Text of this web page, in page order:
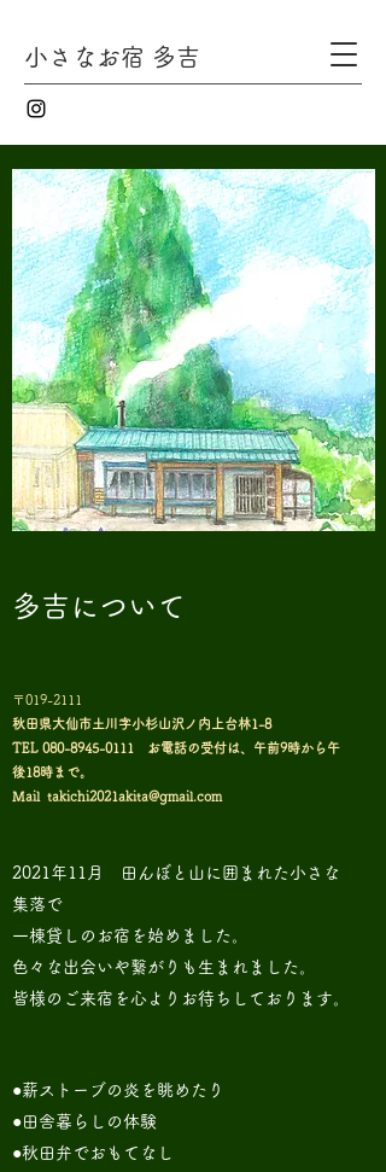
小さなお宿 多吉
多吉について
〒019-2111
秋田県大仙市土川字小杉山沢ノ内上台林1-8
TEL 080-8945-0111 お電話の受付は、午前9時から午
後18時まで。
Mail takichi2021akita@gmail.com
2021年11月 田んぼと山に囲まれた小さな
集落で
一棟貸しのお宿を始めました。
色々な出会いや繋がりも生まれました。
皆様のご来宿を心よりお待ちしております。
●薪ストーブの炎を眺めたり
●田舎暮らしの体験
●秋田弁でおもてなし